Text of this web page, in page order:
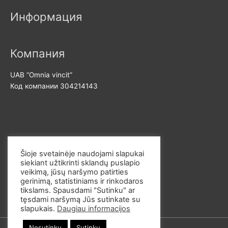
Информация
Компания
UAB “Omnia vincit”
Код компании 304214143
Эл. почта: info@omvi.lt
Телефон: +37062033145
Šioje svetainėje naudojami slapukai
siekiant užtikrinti sklandų puslapio
veikimą, jūsų naršymo patirties
gerinimą, statistiniams ir rinkodaros
tikslams. Spausdami "Sutinku" ar
tęsdami naršymą Jūs sutinkate su
slapukais. Daugiau informacijos